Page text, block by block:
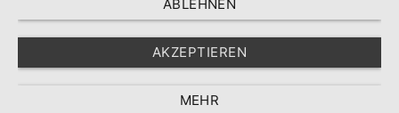
ABLEHNEN
AKZEPTIEREN
MEHR